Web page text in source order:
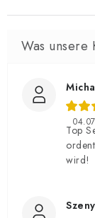
Top
wird!